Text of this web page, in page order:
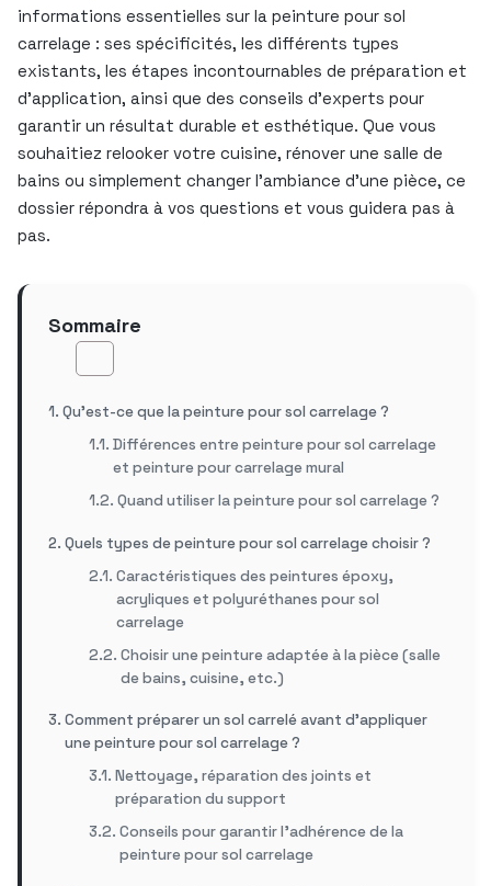
informations essentielles sur la peinture pour sol
carrelage : ses spécificités, les différents types
existants, les étapes incontournables de préparation et
d’application, ainsi que des conseils d’experts pour
garantir un résultat durable et esthétique. Que vous
souhaitiez relooker votre cuisine, rénover une salle de
bains ou simplement changer l’ambiance d’une pièce, ce
dossier répondra à vos questions et vous guidera pas à
pas.
Sommaire
Qu’est-ce que la peinture pour sol carrelage ?
Différences entre peinture pour sol carrelage
et peinture pour carrelage mural
Quand utiliser la peinture pour sol carrelage ?
Quels types de peinture pour sol carrelage choisir ?
Caractéristiques des peintures époxy,
acryliques et polyuréthanes pour sol
carrelage
Choisir une peinture adaptée à la pièce (salle
de bains, cuisine, etc.)
Comment préparer un sol carrelé avant d’appliquer
une peinture pour sol carrelage ?
Nettoyage, réparation des joints et
préparation du support
Conseils pour garantir l’adhérence de la
peinture pour sol carrelage